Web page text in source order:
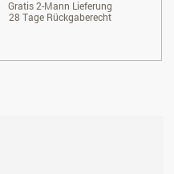
Gratis 2-Mann Lieferung
28 Tage Rückgaberecht